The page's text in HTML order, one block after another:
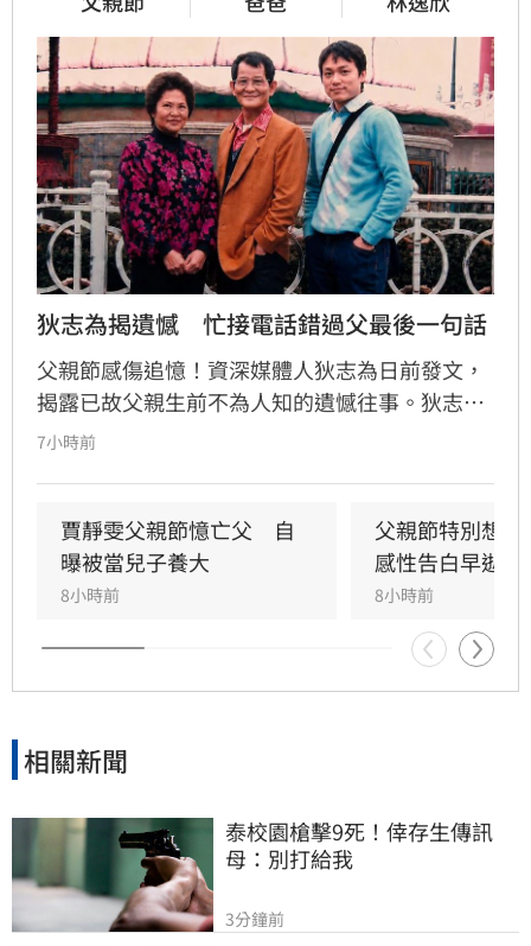
狄志為揭遺憾　忙接電話錯過父最後一句話
父親節感傷追憶！資深媒體人狄志為日前發文，
揭露已故父親生前不為人知的遺憾往事。狄志為
透露，父親一生以海為家，兩人相處時間極少，
在門外落淚。最讓狄志為心碎的是，當年陪病重
父親曬太陽時，自己因忙於接工作電話而忽視了
父親，沒想到那竟是父子最後的相處，父親回房
後便陷入永眠。這段錯過的對話成為他20年來心
中最深的遺憾，他以此感嘆，有些電話晚點接沒
關係，但錯過的親情與話語，可能再也無法挽
7小時前
賈靜雯父親節憶亡父　自
曝被當兒子養大
8小時前
父親節特別想
感性告白早逝父
8小時前
相關新聞
泰校園槍擊9死！倖存生傳訊
母：別打給我
3分鐘前